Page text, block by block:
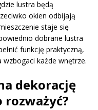
lustra będą
okien odbijają
staje się
dobrane lustra
funkcję praktyczną,
każde wnętrze.
dekorację